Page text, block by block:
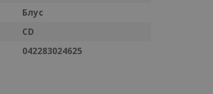
Блус
CD
042283024625